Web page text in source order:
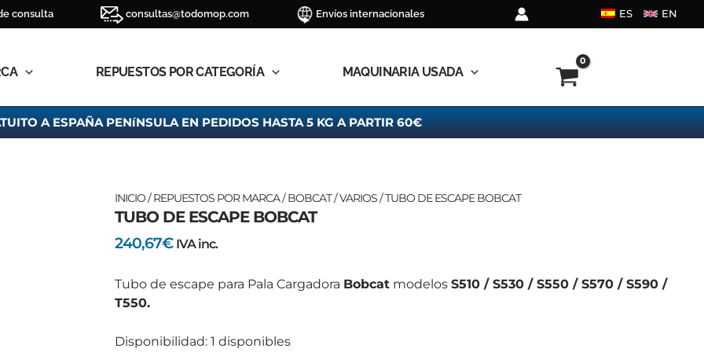
consulta consultas@todomop.com Envíos internacionales ES EN
REPUESTOS POR CATEGORÍA MAQUINARIA USADA
A ESPAÑA PENíNSULA EN PEDIDOS HASTA 5 KG A PARTIR 60€
INICIO/REPUESTOS POR MARCA/BOBCAT/VARIOS/ TUBO DE ESCAPE BOBCAT
TUBO DE ESCAPE BOBCAT
240,67€ IVA inc.
Tubo de escape para Pala Cargadora Bobcatmodelos S510 / S530 / S550 / S570 / S590 /
T550.
Disponibilidad: 1 disponibles
TUBO
DE
ESCAPE
BOBCAT